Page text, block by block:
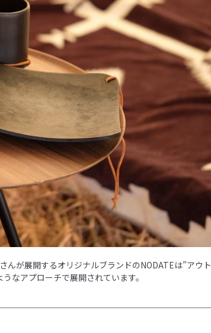
んが展開するオリジナルブランドのNODATEは”アウト
なアプローチで展開されています。